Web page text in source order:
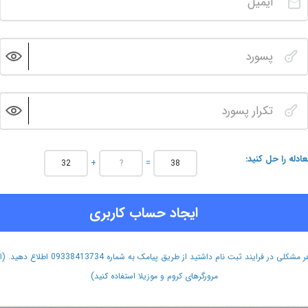
را حل کنید + =
ایجاد حساب کاربری
هر مشکلی در فرایند ثبت نام داشتید از طریق پیامک به شماره 09338413734 اطلاع
مرورگرهای کروم و موزیلا استفاده کنید)